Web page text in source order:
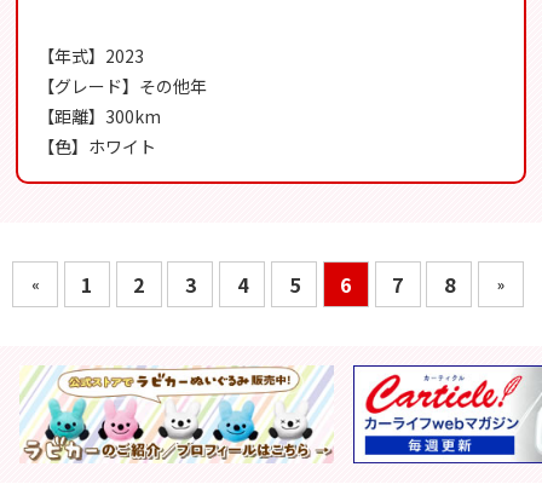
【年式】2023
【グレード】その他年
【距離】300km
【色】ホワイト
« 1 2 3 4 5 6 7 8 »